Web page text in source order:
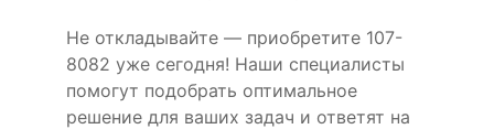
Не откладывайте — приобретите 107-
8082 уже сегодня! Наши специалисты
помогут подобрать оптимальное
решение для ваших задач и ответят на